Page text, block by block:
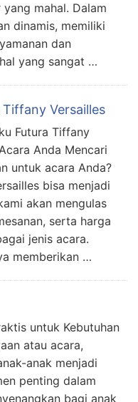
mahal. Dalam
dinamis, memiliki
dan
yang sangat …
Versailles
Futura Tiffany
Anda Mencari
untuk acara Anda?
bisa menjadi
akan mengulas
serta harga
jenis acara.
memberikan …
untuk Kebutuhan
atau acara,
anak menjadi
penting dalam
bagi anak